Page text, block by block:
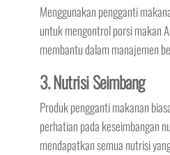
Menggunakan pengganti
untuk mengontrol porsi makan
membantu dalam manajemen
3. Nutrisi Seimbang
Produk pengganti makanan
perhatian pada keseimbangan
mendapatkan semua nutrisi